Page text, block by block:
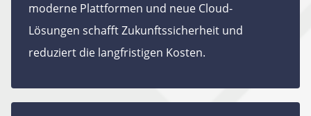
moderne Plattformen und neue Cloud-
Lösungen schafft Zukunftssicherheit und
reduziert die langfristigen Kosten.